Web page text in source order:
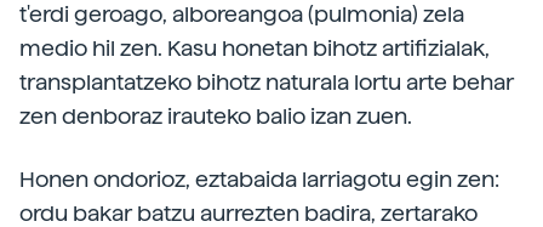
t'erdi geroago, alboreangoa (pulmonia) zela
medio hil zen. Kasu honetan bihotz artifizialak,
transplantatzeko bihotz naturala lortu arte behar
zen denboraz irauteko balio izan zuen.
Honen ondorioz, eztabaida larriagotu egin zen:
ordu bakar batzu aurrezten badira, zertarako